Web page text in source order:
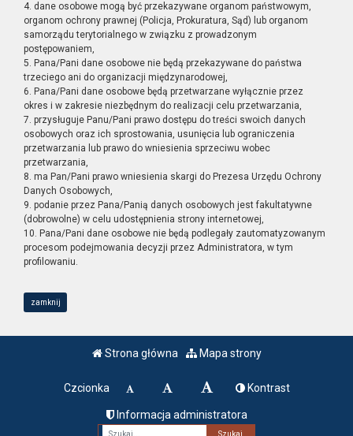
4. dane osobowe mogą być przekazywane organom państwowym,
organom ochrony prawnej (Policja, Prokuratura, Sąd) lub organom
samorządu terytorialnego w związku z prowadzonym
postępowaniem,
5. Pana/Pani dane osobowe nie będą przekazywane do państwa
trzeciego ani do organizacji międzynarodowej,
6. Pana/Pani dane osobowe będą przetwarzane wyłącznie przez
okres i w zakresie niezbędnym do realizacji celu przetwarzania,
7. przysługuje Panu/Pani prawo dostępu do treści swoich danych
osobowych oraz ich sprostowania, usunięcia lub ograniczenia
przetwarzania lub prawo do wniesienia sprzeciwu wobec
przetwarzania,
8. ma Pan/Pani prawo wniesienia skargi do Prezesa Urzędu Ochrony
Danych Osobowych,
9. podanie przez Pana/Panią danych osobowych jest fakultatywne
(dobrowolne) w celu udostępnienia strony internetowej,
10. Pana/Pani dane osobowe nie będą podlegały zautomatyzowanym
procesom podejmowania decyzji przez Administratora, w tym
profilowaniu.
zamknij
Strona główna Mapa strony
Czcionka Kontrast
Informacja administratora